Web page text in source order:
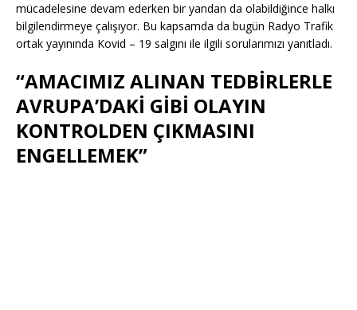
mücadelesine devam ederken bir yandan da olabildiğince halkı
bilgilendirmeye çalışıyor. Bu kapsamda da bugün Radyo Trafik
ortak yayınında Kovid – 19 salgını ile ilgili sorularımızı yanıtladı.
“AMACIMIZ ALINAN TEDBİRLERLE
AVRUPA’DAKİ GİBİ OLAYIN
KONTROLDEN ÇIKMASINI
ENGELLEMEK”